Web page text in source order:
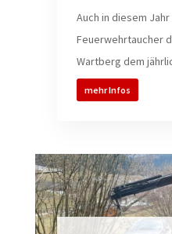
Auch in diesem
Feuerwehrtaucher
Wartberg dem
mehr Infos